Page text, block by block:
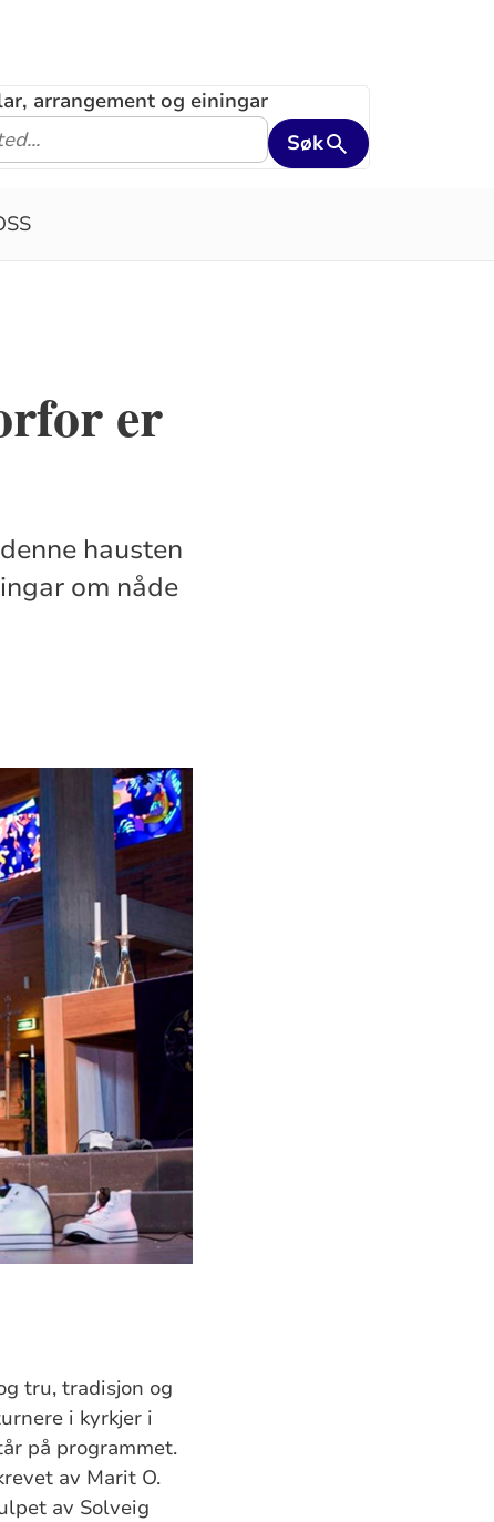
arrangement og einingar
Søk
er
hausten
om nåde
tru, tradisjon og
i kyrkjer i
på programmet.
av Marit O.
av Solveig